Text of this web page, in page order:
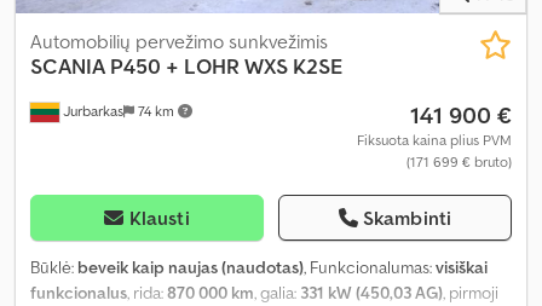
Jurbarkas 74 km
Automobilių pervežimo sunkvežimis
SCANIA P450 + LOHR WXS K2SE
141 900 €
Fiksuota kaina plius PVM
(171 699 € bruto)
Klausti Skambinti
Būklė: beveik kaip naujas (naudotas), Funkcionalumas:visiškai
funkcionalus, rida:870 000 km, galia: 331 kW (450,03 AG), pirmoji